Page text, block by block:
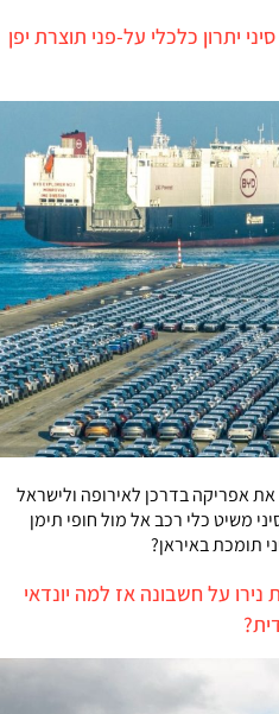
יתרון כלכלי על-פני תוצרת יפן
אפריקה בדרכן לאירופה ולישראל
משיט כלי רכב אל מול חופי תימן
באיראן?
על חשבונה אז למה יונדאי